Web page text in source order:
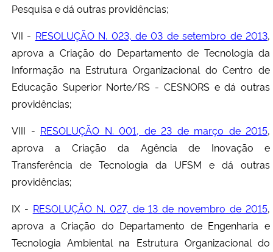
Pesquisa e dá outras providências;
VII - RESOLUÇÃO N. 023, de 03 de setembro de 2013,
aprova a Criação do Departamento de Tecnologia da
Informação na Estrutura Organizacional do Centro de
Educação Superior Norte/RS - CESNORS e dá outras
providências;
VIII - RESOLUÇÃO N. 001, de 23 de março de 2015,
aprova a Criação da Agência de Inovação e
Transferência de Tecnologia da UFSM e dá outras
providências;
IX - RESOLUÇÃO N. 027, de 13 de novembro de 2015,
aprova a Criação do Departamento de Engenharia e
Tecnologia Ambiental na Estrutura Organizacional do